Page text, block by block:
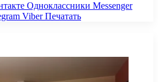
Одноклассники Messenger
Viber Печатать